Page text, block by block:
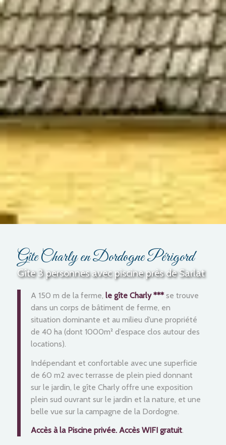
Gîte Charly en Dordogne Périgord
Gîte 3 personnes avec piscine près de Sarlat
A 150 m de la ferme, le gîte Charly ***se trouve
dans un corps de bâtiment de ferme, en
situation dominante et au milieu d’une propriété
de 40 ha (dont 1000m² d’espace clos autour des
locations).
Indépendant et confortable avec une superficie
de 60 m2 avec terrasse de plein pied donnant
sur le jardin, le gîte Charly offre une exposition
plein sud ouvrant sur le jardin et la nature, et une
belle vue sur la campagne de la Dordogne.
Accès à la Piscine privée. Accès WIFI gratuit.